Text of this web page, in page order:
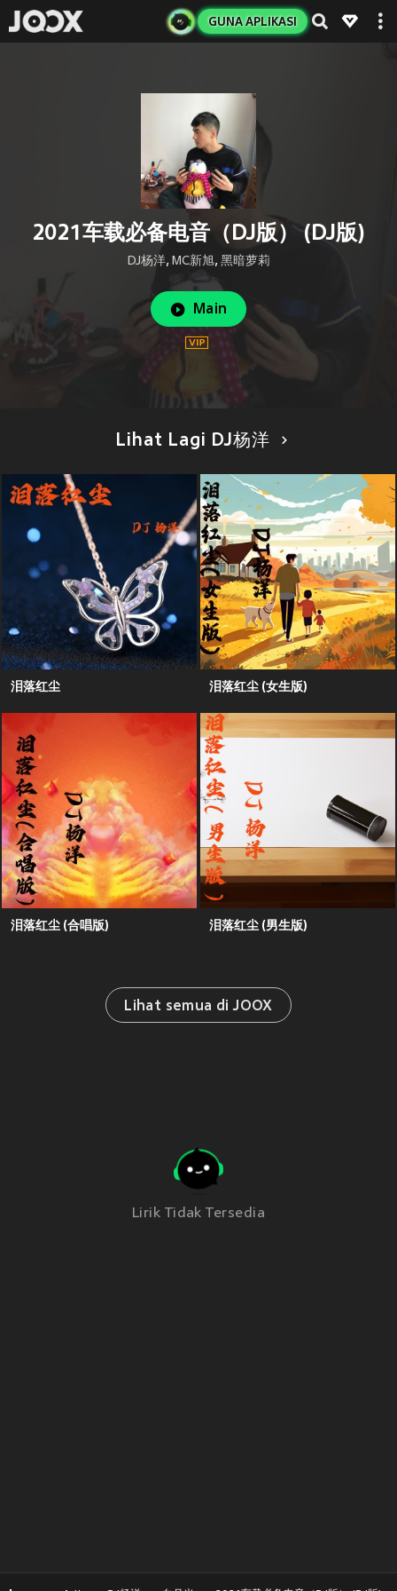
GUNA APLIKASI
2021车载必备电音（DJ版） (DJ版)
DJ杨洋, MC新旭, 黑暗萝莉
Main
Lihat Lagi DJ杨洋
泪落红尘 泪落红尘 (女生版)
泪落红尘 (合唱版) 泪落红尘 (男生版)
Lihat semua di JOOX
Lirik Tidak Tersedia